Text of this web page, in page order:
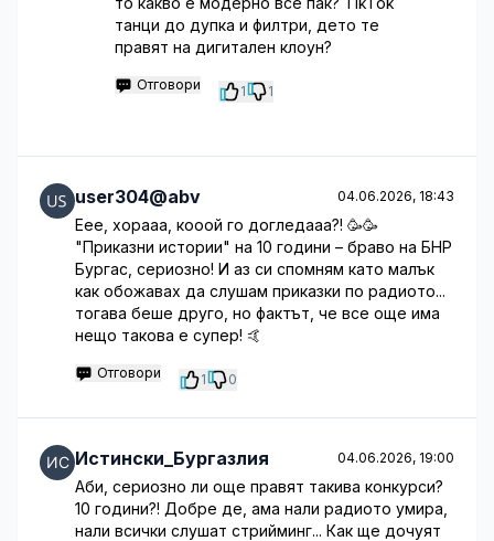
танци до дупка и филтри, дето те
правят на дигитален клоун?
Отговори 1 1
user304@abv 04.06.2026, 18:43
Еее, хорааа, кооой го догледааа?! 🥳🥳
"Приказни истории" на 10 години – браво на БНР
Бургас, сериозно! И аз си спомням като малък
как обожавах да слушам приказки по радиото...
тогава беше друго, но фактът, че все още има
нещо такова е супер! 🤙
Отговори 1 0
Истински_Бургазлия 04.06.2026, 19:00
Аби, сериозно ли още правят такива конкурси?
10 години?! Добре де, ама нали радиото умира,
нали всички слушат стрийминг... Как ще дочуят